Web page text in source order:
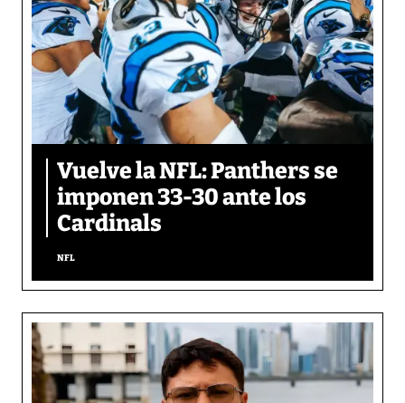
Vuelve la NFL: Panthers se
imponen 33-30 ante los
Cardinals
NFL